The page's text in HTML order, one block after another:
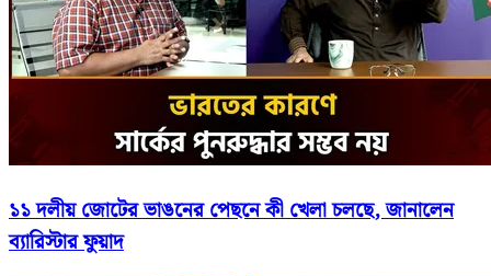
১১ দলীয় জোটের ভাঙনের পেছনে কী খেলা চলছে, জানালেন
ব‍্যারিস্টার ফুয়াদ